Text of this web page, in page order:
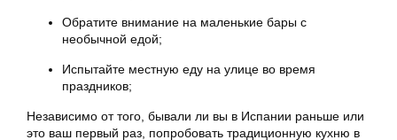
Обратите внимание на маленькие бары с
необычной едой;
Испытайте местную еду на улице во время
праздников;
Независимо от того, бывали ли вы в Испании раньше или
это ваш первый раз, попробовать традиционную кухню в